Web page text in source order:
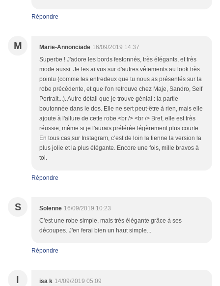
Répondre
M Marie-Annonciade 16/09/2019 14:37
Superbe ! J'adore les bords festonnés, très élégants, et très
mode aussi. Je les ai vus sur d'autres vêtements au look très
pointu (comme les entredeux que tu nous as présentés sur la
robe précédente, et que l'on retrouve chez Maje, Sandro, Self
Portrait...). Autre détail que je trouve génial : la partie
boutonnée dans le dos. Elle ne sert peut-être à rien, mais elle
ajoute à l'allure de cette robe.<br /> <br /> Bref, elle est très
réussie, même si je l'aurais préférée légèrement plus courte.
En tous cas,sur Instagram, c’est de loin la tienne la version la
plus jolie et la plus élégante. Encore une fois, mille bravos à
toi.
Répondre
S Solenne 16/09/2019 10:23
C'est une robe simple, mais très élégante grâce à ses
découpes. J'en ferai bien un haut simple...
Répondre
I isa k 14/09/2019 05:09